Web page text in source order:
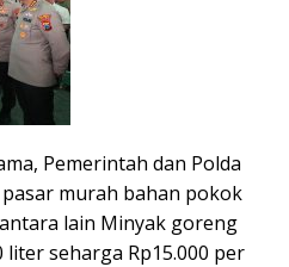
Pemerintah dan Polda
murah bahan pokok
lain Minyak goreng
liter seharga Rp15.000 per